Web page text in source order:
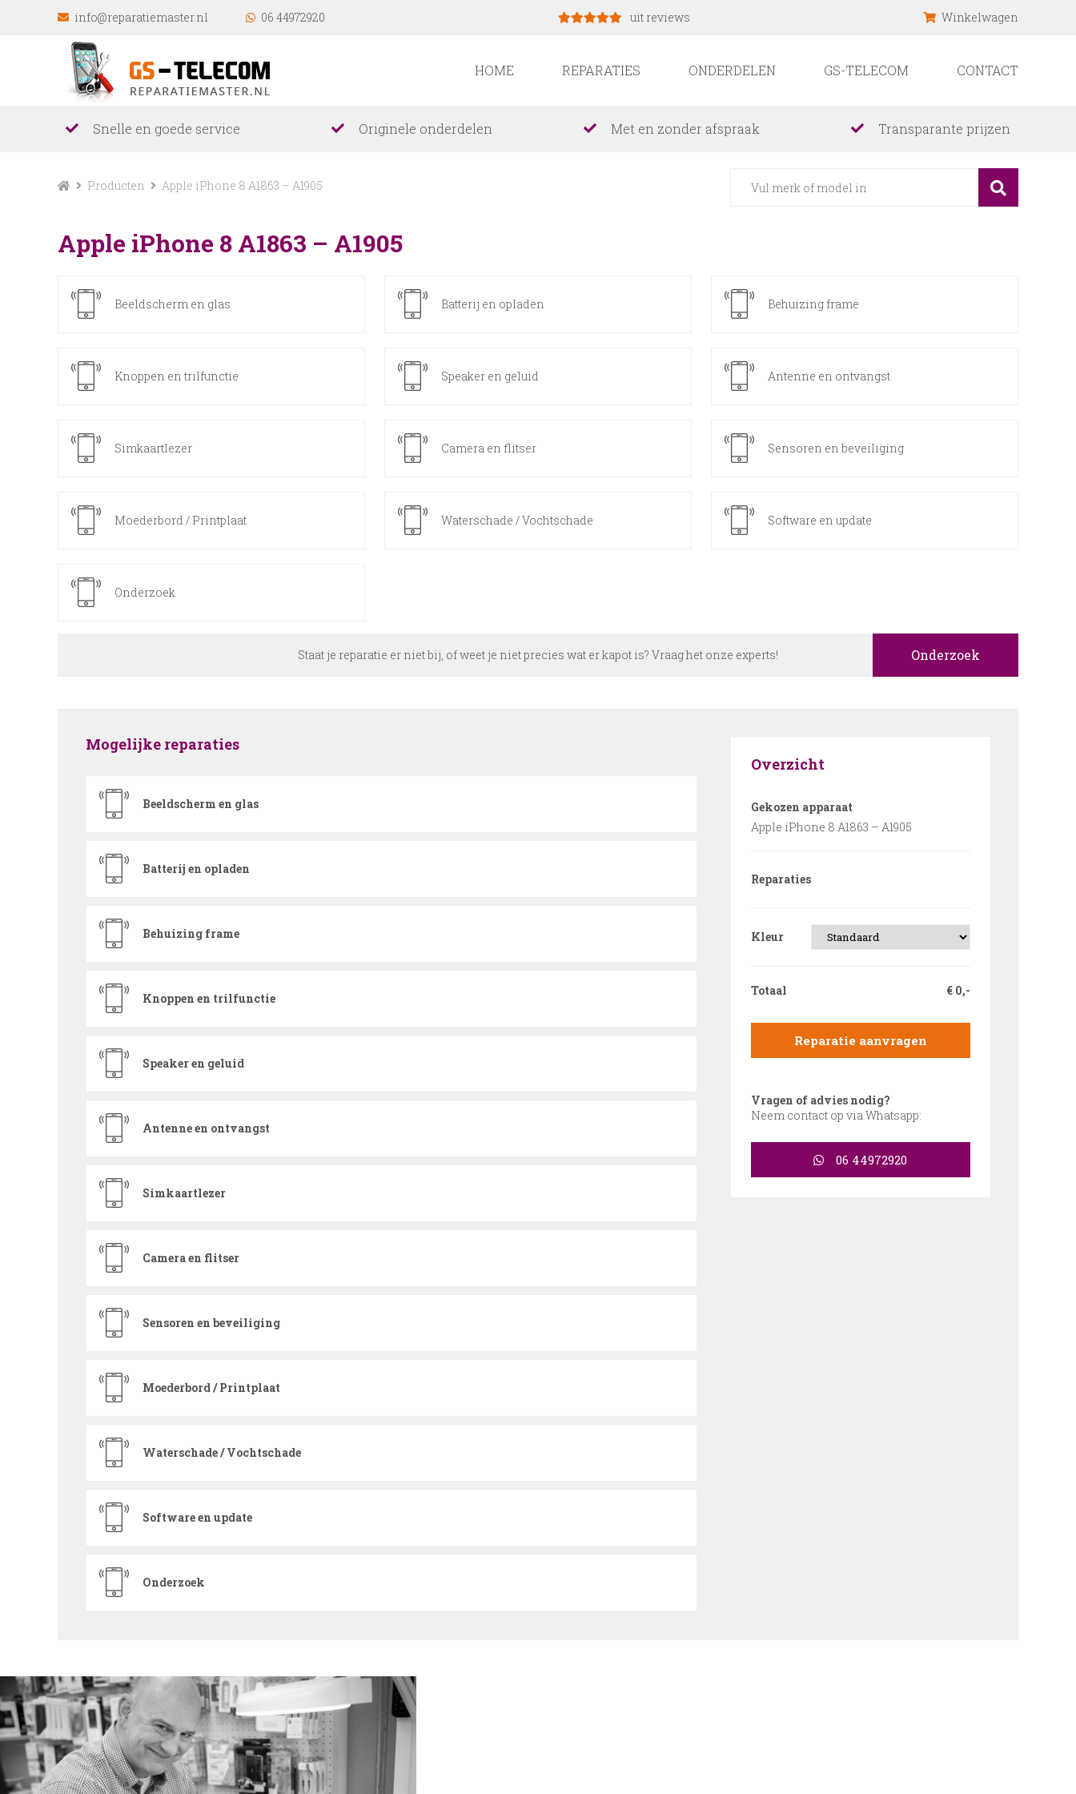
info@reparatiemaster.nl 06 44972920 uit reviews Winkelwagen
HOME REPARATIES ONDERDELEN GS-TELECOM CONTACT
Snelle en goede service Originele onderdelen Met en zonder afspraak Transparante prijzen
Producten Apple iPhone 8 A1863 – A1905
Apple iPhone 8 A1863 – A1905
Beeldscherm en glas Batterij en opladen Behuizing frame
Knoppen en trilfunctie Speaker en geluid Antenne en ontvangst
Simkaartlezer Camera en flitser Sensoren en beveiliging
Moederbord / Printplaat Waterschade / Vochtschade Software en update
Onderzoek
Staat je reparatie er niet bij, of weet je niet precies wat er kapot is? Vraag het onze experts! Onderzoek
Mogelijke reparaties
Beeldscherm en glas
Batterij en opladen
Behuizing frame
Knoppen en trilfunctie
Speaker en geluid
Antenne en ontvangst
Simkaartlezer
Camera en flitser
Sensoren en beveiliging
Moederbord / Printplaat
Waterschade / Vochtschade
Software en update
Onderzoek
Overzicht
Gekozen apparaat
Apple iPhone 8 A1863 – A1905
Reparaties
Kleur
Totaal € 0,-
Reparatie aanvragen
Vragen of advies nodig?
Neem contact op via Whatsapp:
06 44972920